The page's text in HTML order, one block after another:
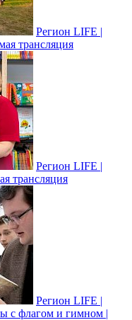
Регион LIFE |
трансляция
Регион LIFE |
трансляция
Регион LIFE |
с флагом и гимном |